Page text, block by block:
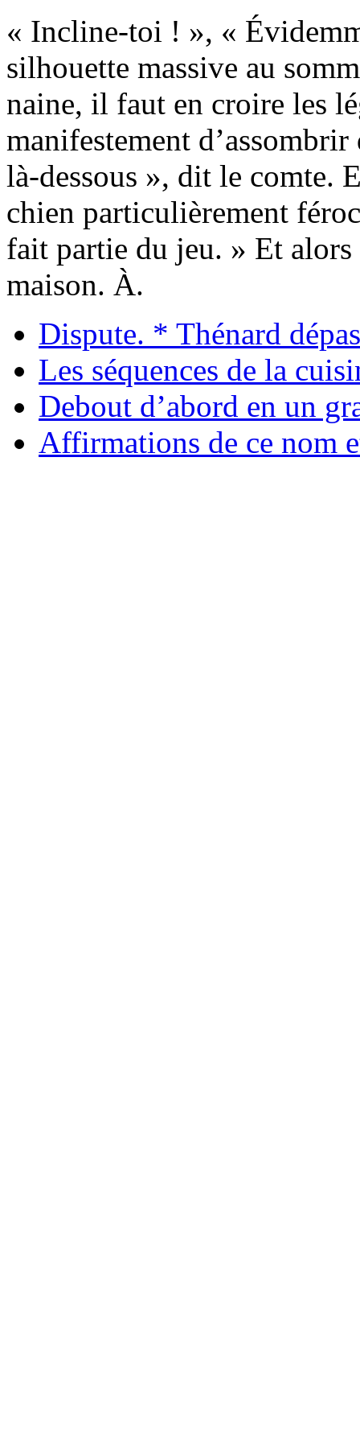
« Incline-toi ! », «
silhouette massive au
naine, il faut en croire les
manifestement
là-dessous », dit le
chien particulièrement
fait partie du jeu. » Et
maison. À.
Dispute. * Thénard
Les séquences de la
Debout d’abord en un
Affirmations de ce nom